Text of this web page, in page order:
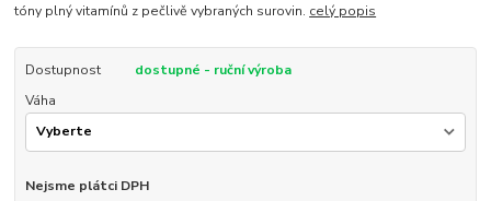
tóny plný vitamínů z pečlivě vybraných surovin. celý popis
Dostupnost
dostupné - ruční výroba
Váha
Nejsme plátci DPH